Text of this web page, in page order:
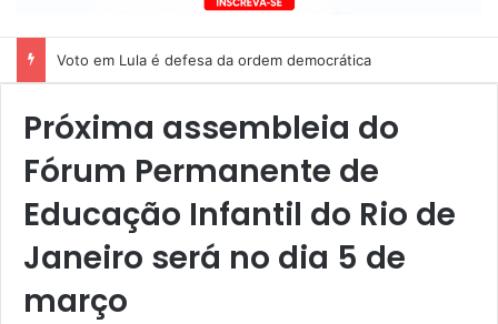
Voto em Lula é defesa da ordem democrática
Próxima assembleia do
Fórum Permanente de
Educação Infantil do Rio de
Janeiro será no dia 5 de
março